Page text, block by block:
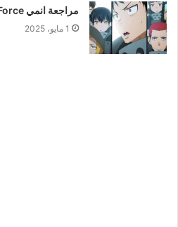
مراجعة انمي Fire Force الموسم الثالث الحلقة 2
1 مايو، 2025